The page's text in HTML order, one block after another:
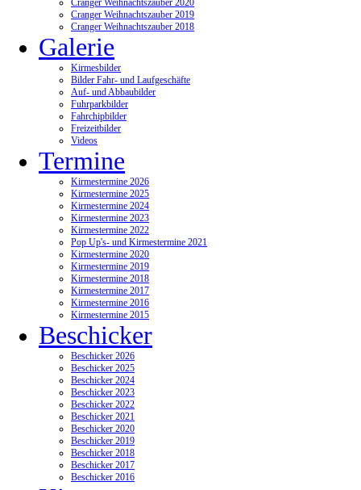
Cranger Weihnachtszauber 2020
Cranger Weihnachtszauber 2019
Cranger Weihnachtszauber 2018
Galerie
Kirmesbilder
Bilder Fahr- und Laufgeschäfte
Auf- und Abbaubilder
Fuhrparkbilder
Fahrchipbilder
Freizeitbilder
Videos
Termine
Kirmestermine 2026
Kirmestermine 2025
Kirmestermine 2024
Kirmestermine 2023
Kirmestermine 2022
Pop Up's- und Kirmestermine 2021
Kirmestermine 2020
Kirmestermine 2019
Kirmestermine 2018
Kirmestermine 2017
Kirmestermine 2016
Kirmestermine 2015
Beschicker
Beschicker 2026
Beschicker 2025
Beschicker 2024
Beschicker 2023
Beschicker 2022
Beschicker 2021
Beschicker 2020
Beschicker 2019
Beschicker 2018
Beschicker 2017
Beschicker 2016